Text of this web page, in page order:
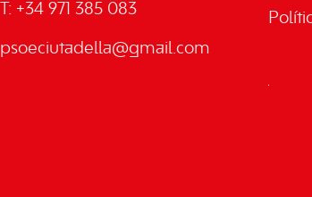
T: +34 971 385 083
psoeciutadella@gmail.com